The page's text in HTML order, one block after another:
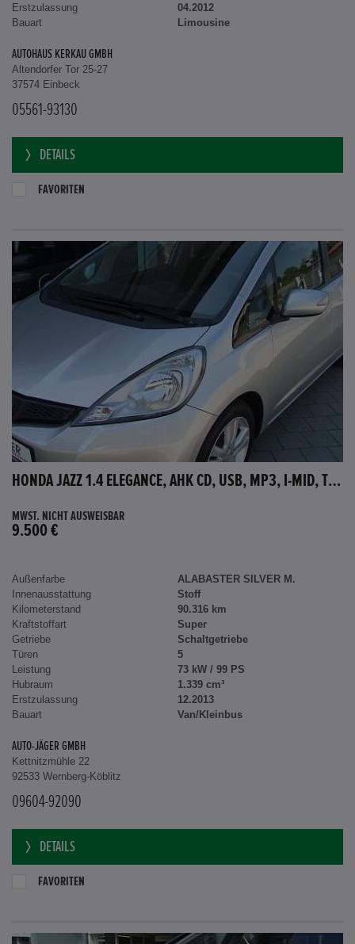
Erstzulassung
04.2012
Bauart
Limousine
AUTOHAUS KERKAU GMBH
Altendorfer Tor 25-27
37574 Einbeck
05561-93130
DETAILS
FAVORITEN
HONDA JAZZ 1.4 ELEGANCE, AHK CD, USB, MP3, I-MID, TEMPOMAT, AUX-IN
MWST. NICHT AUSWEISBAR
9.500 €
Außenfarbe
ALABASTER SILVER M.
Innenausstattung
Stoff
Kilometerstand
90.316 km
Kraftstoffart
Super
Getriebe
Schaltgetriebe
Türen
5
Leistung
73 kW / 99 PS
Hubraum
1.339 cm³
Erstzulassung
12.2013
Bauart
Van/Kleinbus
AUTO-JÄGER GMBH
Kettnitzmühle 22
92533 Wernberg-Köblitz
09604-92090
DETAILS
FAVORITEN